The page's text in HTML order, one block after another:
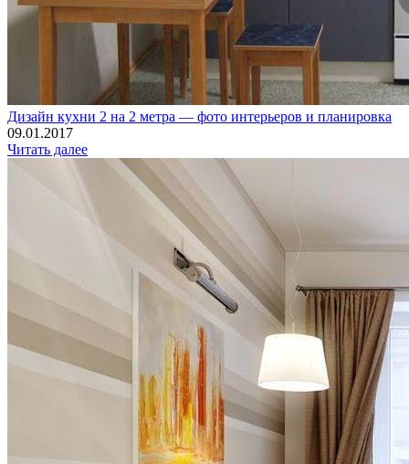
Дизайн кухни 2 на 2 метра — фото интерьеров и планировка
09.01.2017
Читать далее